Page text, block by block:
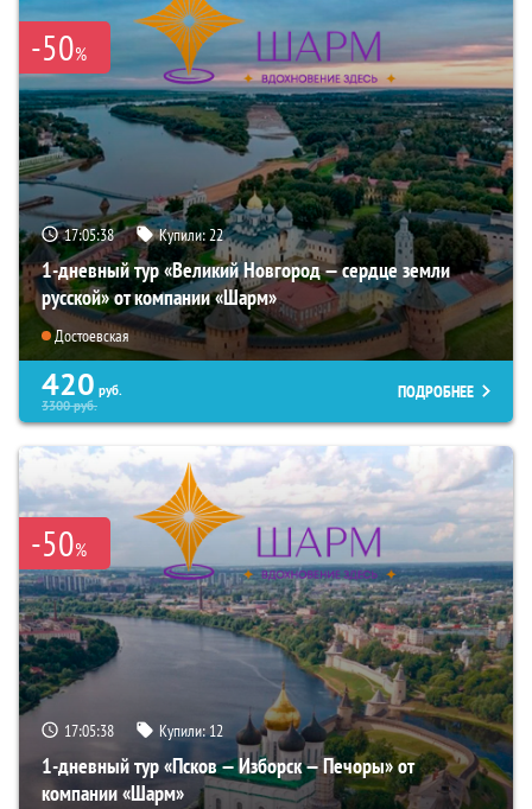
-50%
17:05:36 Купили:22
1-дневный тур «Великий Новгород — сердце земли
русской» от компании «Шарм»
Достоевская
420 руб.
3300руб.
ПОДРОБНЕЕ
-50%
17:05:36 Купили:12
1-дневный тур «Псков — Изборск — Печоры» от
компании «Шарм»